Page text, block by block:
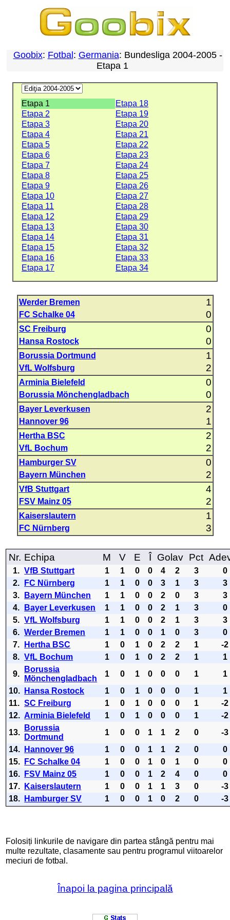
Goobix: Fotbal : Germania: Bundesliga 2004-2005 -
Etapa 1
Etapa 1
Etapa 18
Etapa 2
Etapa 19
Etapa 3
Etapa 20
Etapa 4
Etapa 21
Etapa 5
Etapa 22
Etapa 6
Etapa 23
Etapa 7
Etapa 24
Etapa 8
Etapa 25
Etapa 9
Etapa 26
Etapa 10
Etapa 27
Etapa 11
Etapa 28
Etapa 12
Etapa 29
Etapa 13
Etapa 30
Etapa 14
Etapa 31
Etapa 15
Etapa 32
Etapa 16
Etapa 33
Etapa 17
Etapa 34
Werder Bremen 1
FC Schalke 04 0
SC Freiburg 0
Hansa Rostock 0
Borussia Dortmund 1
VfL Wolfsburg 2
Arminia Bielefeld 0
Borussia Mönchengladbach 0
Bayer Leverkusen 2
Hannover 96 1
Hertha BSC 2
VfL Bochum 2
Hamburger SV 0
Bayern München 2
VfB Stuttgart 4
FSV Mainz 05 2
Kaiserslautern 1
FC Nürnberg 3
Nr. Echipa M V E Î Golav Pct
1. VfB Stuttgart 1 1 0 0 4 2 3
0
2.
FC Nürnberg 1 1 0 0 3 1 3
3
3.
Bayern München 1 1 0 0 2 0 3
3
4.
Bayer Leverkusen 1 1 0 0 2 1 3
0
5. VfL Wolfsburg 1 1 0 0 2 1 3
3
6. Werder Bremen 1 1 0 0 1 0 3
0
7.
Hertha BSC 1 0 1 0 2 2 1
-2
8. VfL Bochum 1 0 1 0 2 2 1
1
9.
Borussia
Mönchengladbach
1 0 1 0 0 0 1
1
10.
Hansa Rostock 1 0 1 0 0 0 1
1
11. SC Freiburg 1 0 1 0 0 0 1
-2
12. Arminia Bielefeld 1 0 1 0 0 0 1
-2
13.
Borussia
Dortmund
1 0 0 1 1 2 0
-3
14.
Hannover 96 1 0 0 1 1 2 0
0
15.
FC Schalke 04 1 0 0 1 0 1 0
0
16.
FSV Mainz 05 1 0 0 1 2 4 0
0
17.
Kaiserslautern 1 0 0 1 1 3 0
-3
18.
Hamburger SV 1 0 0 1 0 2 0 -3
Folosiți linkurile de navigare din partea stângă pentru mai
multe rezultate, clasamente sau pentru programul viitoarelor
meciuri de fotbal.
Înapoi la pagina principală